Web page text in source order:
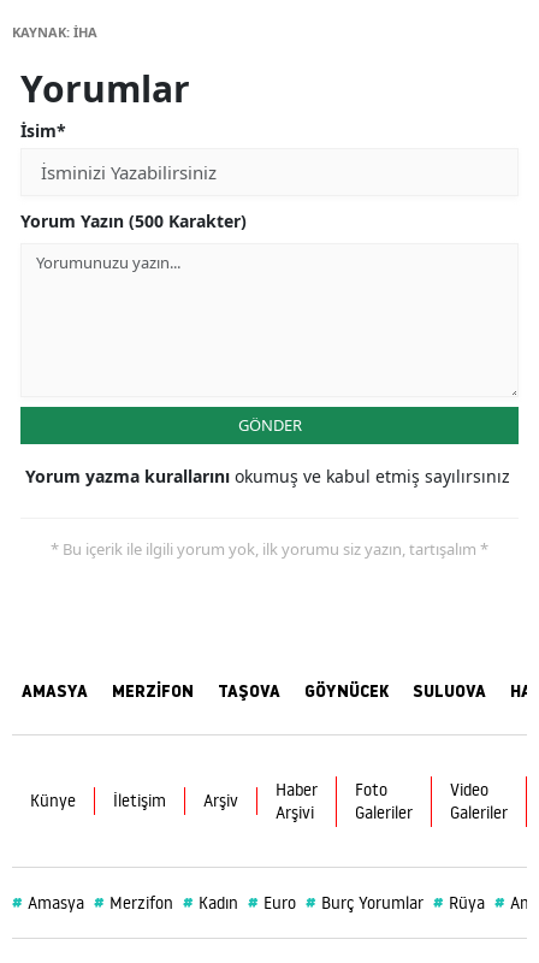
KAYNAK: İHA
Yorumlar
İsim*
Yorum Yazın (500 Karakter)
GÖNDER
Yorum yazma kurallarını okumuş ve kabul etmiş sayılırsınız
* Bu içerik ile ilgili yorum yok, ilk yorumu siz yazın, tartışalım *
AMASYA MERZİFON TAŞOVA GÖYNÜCEK SULUOVA
Künye İletişim Arşiv
Haber
Arşivi
Foto
Galeriler
Video
Galeriler
# Amasya # Merzifon # Kadın # Euro # Burç Yorumlar # Rüya #